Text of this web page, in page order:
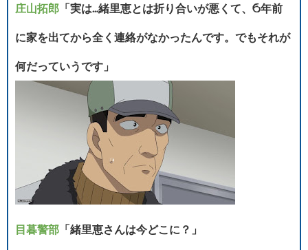
庄山拓郎 「実は…緒里恵とは折り合いが悪くて、6年前
に家を出てから全く連絡がなかったんです。でもそれが
何だっていうです」
目暮警部 「緒里恵さんは今どこに？」